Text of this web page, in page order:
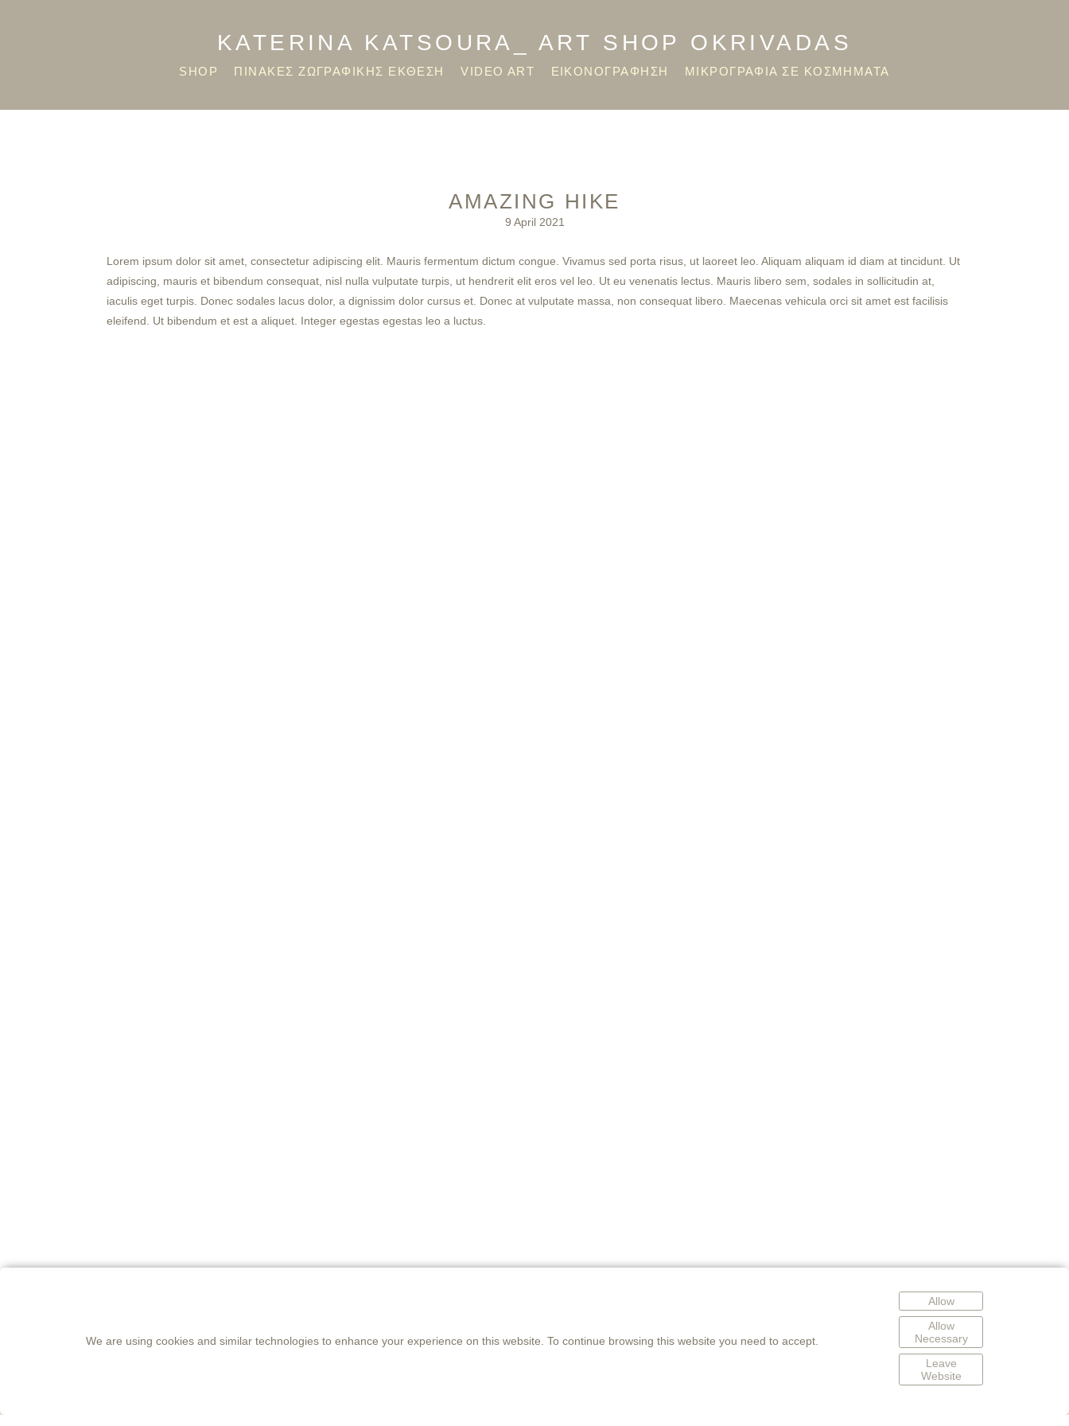
KATERINA KATSOURA_ ART SHOP OKRIVADAS
SHOP ΠΙΝΑΚΕΣ ΖΩΓΡΑΦΙΚΗΣ ΕΚΘΕΣΗ VIDEO ART ΕΙΚΟΝΟΓΡΑΦΗΣΗ ΜΙΚΡΟΓΡΑΦΙΑ ΣΕ ΚΟΣΜΗΜΑΤΑ
AMAZING HIKE
9 April 2021
Lorem ipsum dolor sit amet, consectetur adipiscing elit. Mauris fermentum dictum congue. Vivamus sed porta risus, ut laoreet leo. Aliquam aliquam id diam at tincidunt. Ut
adipiscing, mauris et bibendum consequat, nisl nulla vulputate turpis, ut hendrerit elit eros vel leo. Ut eu venenatis lectus. Mauris libero sem, sodales in sollicitudin at,
iaculis eget turpis. Donec sodales lacus dolor, a dignissim dolor cursus et. Donec at vulputate massa, non consequat libero. Maecenas vehicula orci sit amet est facilisis
eleifend. Ut bibendum et est a aliquet. Integer egestas egestas leo a luctus.
We are using cookies and similar technologies to enhance your experience on this website. To continue browsing this website you need to accept.
Allow
Allow
Necessary
Leave
Website